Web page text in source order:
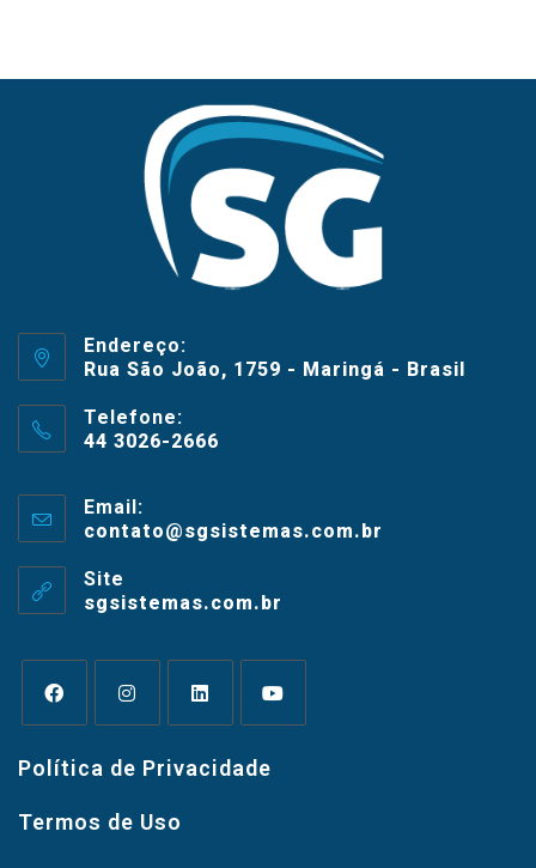
Endereço:
Rua São João, 1759 - Maringá - Brasil
Telefone:
44 3026-2666
Email:
contato@sgsistemas.com.br
Site
sgsistemas.com.br
Política de Privacidade
Termos de Uso